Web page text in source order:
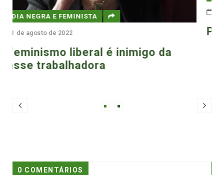
1 de setembro de 2023
Pagu vai à luta
0 COMENTÁRIOS